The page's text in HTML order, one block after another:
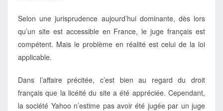
Selon une jurisprudence aujourd’hui dominante, dès lors
qu’un site est accessible en France, le juge français est
compétent. Mais le problème en réalité est celui de la loi
applicable.
Dans l’affaire précitée, c’est bien au regard du droit
français que la licéité du site a été appréciée. Cependant,
la société Yahoo n’estime pas avoir été jugée par un juge